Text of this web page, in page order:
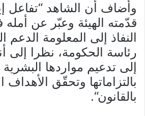
وأضاف أن الشاهد “تفاعل
قدّمته الهيئة وعبّر عن
النفاذ إلى المعلومة
رئاسة الحكومة، نظرا إلى
إلى تدعيم مواردها
بالتزاماتها وتحقّق الأهداف
بالقانون“.